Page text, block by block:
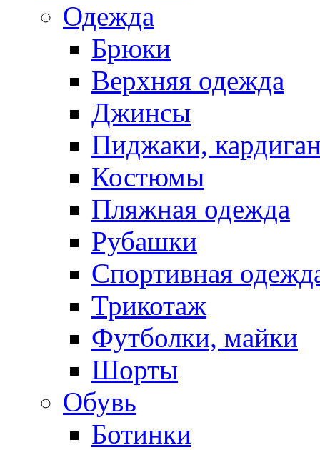
Одежда
Брюки
Верхняя одежда
Джинсы
Пиджаки,
Костюмы
Пляжная одежда
Рубашки
Спортивная
Трикотаж
Футболки, майки
Шорты
Обувь
Ботинки